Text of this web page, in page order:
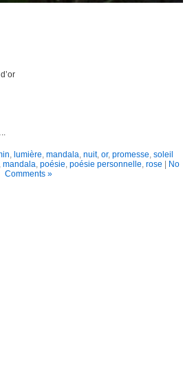
, lumière, mandala, nuit, or, promesse, soleil
mandala, poésie, poésie personnelle, rose
No
Comments »